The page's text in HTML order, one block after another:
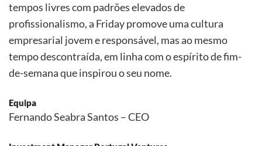
tempos livres com padrões elevados de
profissionalismo, a Friday promove uma cultura
empresarial jovem e responsável, mas ao mesmo
tempo descontraída, em linha com o espírito de fim-
de-semana que inspirou o seu nome.
Equipa
Fernando Seabra Santos – CEO